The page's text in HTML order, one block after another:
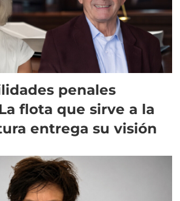
penales
flota que sirve a la
entrega su visión